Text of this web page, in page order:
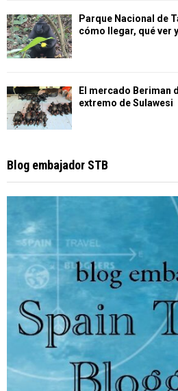
Parque Nacional de
cómo llegar, qué ver
El mercado Beriman
extremo de Sulawesi
Blog embajador STB